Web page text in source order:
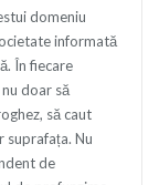
domeniu
informată
În fiecare
doar să
să caut
suprafața. Nu
de